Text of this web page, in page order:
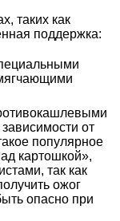
таких как
поддержка:
от
популярное
картошкой»,
так как
ожог
опасно при